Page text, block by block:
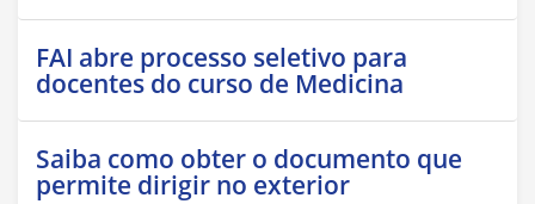
FAI abre processo seletivo para
docentes do curso de Medicina
Saiba como obter o documento que
permite dirigir no exterior